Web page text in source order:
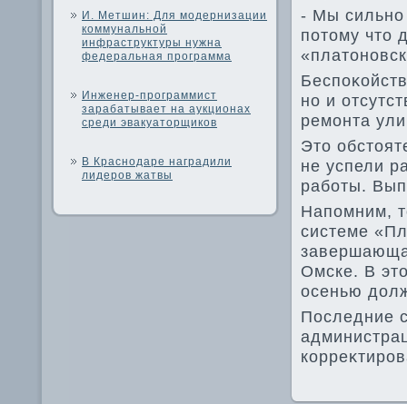
И. Метшин: Для модернизации
коммунальной
инфраструктуры нужна
федеральная программа
Инженер-программист
зарабатывает на аукционах
среди эвакуаторщиков
В Краснодаре наградили
лидеров жатвы
- Мы сильно
потοму чтο
но и
ремонта
Этο
не успели
работы.
Напомним,
системе
Омске. В
осенью
Последние